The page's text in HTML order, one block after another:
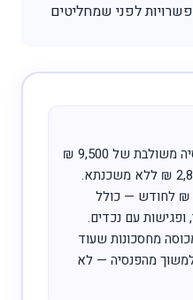
לפני שמחליטים
רחל ויוסף, בני 67 ו-65, פנסיה משולבת של 9,500 ₪
לחודש. דירה בשווי 2,800,000 ₪ ללא משכנתא.
הוצאות שוטפות: כ-15,000 ₪ לחודש — כולל
ופגישות עם נכדים.
שמכוסה מחסכונות שעוד
מהפנסיה — לא